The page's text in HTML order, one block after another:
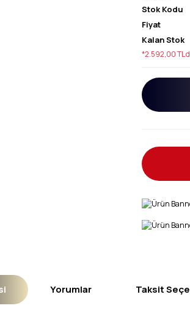
Stok Kodu
Fiyat
Kalan Stok
*2.592,00 TL
Yorumlar Taksit